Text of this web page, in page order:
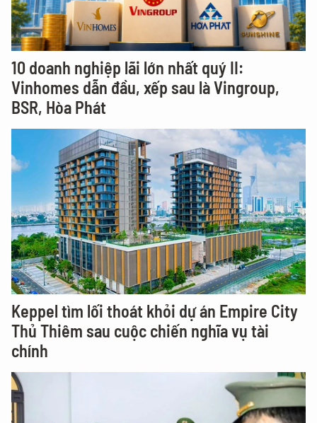
10 doanh nghiệp lãi lớn nhất quý II:
Vinhomes dẫn đầu, xếp sau là Vingroup,
BSR, Hòa Phát
Keppel tìm lối thoát khỏi dự án Empire City
Thủ Thiêm sau cuộc chiến nghĩa vụ tài
chính